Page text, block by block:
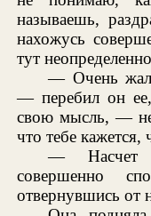
называешь,
нахожусь
тут
— Очень
— перебил он ее,
свою мысль, —
что тебе кажется,
— Насчет
совершенно
отвернувшись от